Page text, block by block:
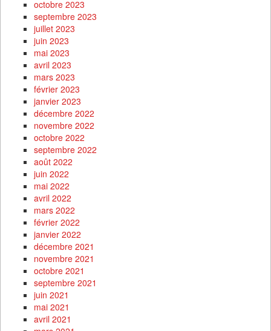
octobre 2023
septembre 2023
juillet 2023
juin 2023
mai 2023
avril 2023
mars 2023
février 2023
janvier 2023
décembre 2022
novembre 2022
octobre 2022
septembre 2022
août 2022
juin 2022
mai 2022
avril 2022
mars 2022
février 2022
janvier 2022
décembre 2021
novembre 2021
octobre 2021
septembre 2021
juin 2021
mai 2021
avril 2021